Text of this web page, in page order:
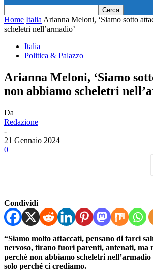
Home Italia Arianna Meloni, ‘Siamo sotto
scheletri nell’armadio’
Italia
Politica & Palazzo
Arianna Meloni, ‘Siamo
non abbiamo scheletri
Da
Redazione
-
21 Gennaio 2024
0
Condividi
“Siamo molto attaccati, pensano di farci
nervoso, tirano fuori parenti, antenati, ma
perché non abbiamo scheletri
solo perché ci crediamo.